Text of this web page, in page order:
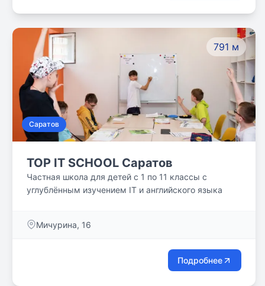
791 м
Саратов
TOP IT SCHOOL Саратов
Частная школа для детей с 1 по 11 классы с
углублённым изучением IT и английского языка
Мичурина, 16
Подробнее